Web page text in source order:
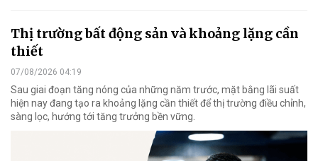
Thị trường bất động sản và khoảng lặng cần
thiết
07/08/2026 04:19
Sau giai đoạn tăng nóng của những năm trước, mặt bằng lãi suất
hiện nay đang tạo ra khoảng lặng cần thiết để thị trường điều chỉnh,
sàng lọc, hướng tới tăng trưởng bền vững.